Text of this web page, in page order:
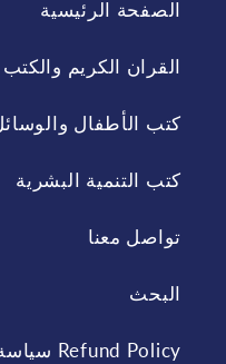
الصفحة الرئيسية
القران الكريم والكتب
كتب الأطفال
كتب التنمية البشرية
تواصل معنا
البحث
Refund Policy سياسة الارجاع